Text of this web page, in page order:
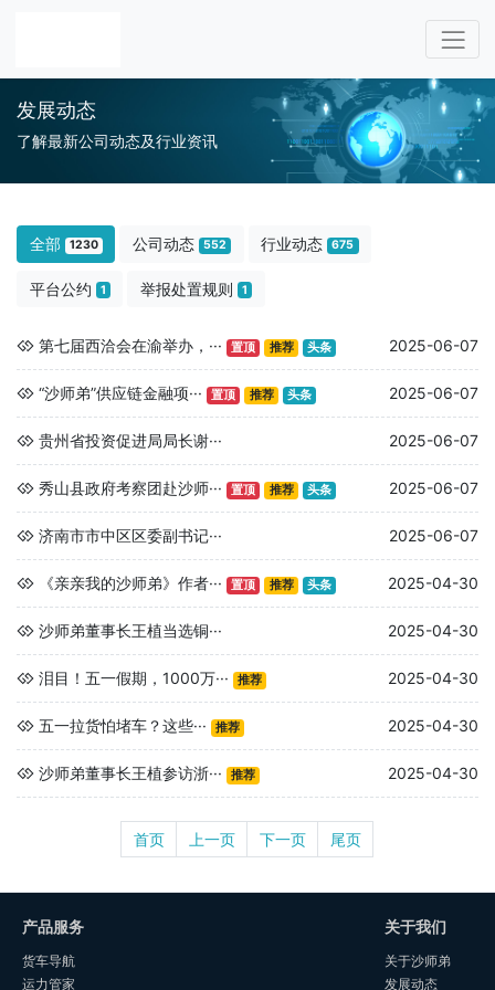
发展动态
了解最新公司动态及行业资讯
全部 1230 公司动态 552 行业动态 675
平台公约 1 举报处置规则 1
第七届西洽会在渝举办，··· 置顶 推荐 头条 2025-06-07
“沙师弟”供应链金融项··· 置顶 推荐 头条 2025-06-07
贵州省投资促进局局长谢··· 2025-06-07
秀山县政府考察团赴沙师··· 置顶 推荐 头条 2025-06-07
济南市市中区区委副书记··· 2025-06-07
《亲亲我的沙师弟》作者··· 置顶 推荐 头条 2025-04-30
沙师弟董事长王植当选铜··· 2025-04-30
泪目！五一假期，1000万··· 推荐 2025-04-30
‌五一拉货怕堵车？这些··· 推荐 2025-04-30
沙师弟董事长王植参访浙··· 推荐 2025-04-30
首页 上一页 下一页 尾页
产品服务
货车导航
运力管家
关于我们
关于沙师弟
发展动态